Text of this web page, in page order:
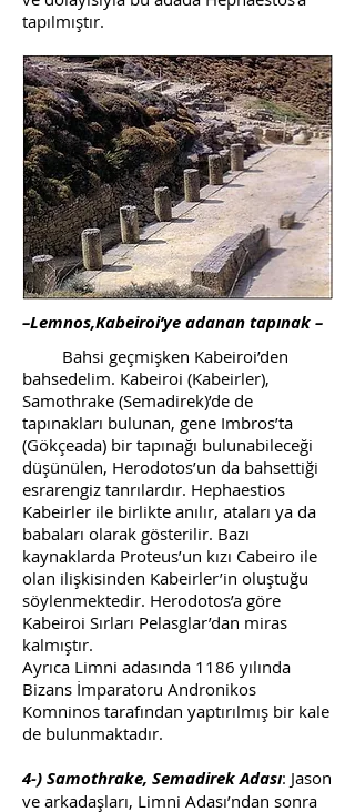
tapılmıştır.
–Lemnos,Kabeiroi’ye adanan tapınak –
Bahsi geçmişken Kabeiroi’den
bahsedelim. Kabeiroi (Kabeirler),
Samothrake (Semadirek)’de de
tapınakları bulunan, gene Imbros’ta
(Gökçeada) bir tapınağı bulunabileceği
düşünülen, Herodotos’un da bahsettiği
esrarengiz tanrılardır. Hephaestios
Kabeirler ile birlikte anılır, ataları ya da
babaları olarak gösterilir. Bazı
kaynaklarda Proteus’un kızı Cabeiro ile
olan ilişkisinden Kabeirler’in oluştuğu
söylenmektedir. Herodotos’a göre
Kabeiroi Sırları Pelasglar’dan miras
kalmıştır.
Ayrıca Limni adasında 1186 yılında
Bizans İmparatoru Andronikos
Komninos tarafından yaptırılmış bir kale
de bulunmaktadır.
4-) Samothrake, Semadirek Adası: Jason
ve arkadaşları, Limni Adası’ndan sonra